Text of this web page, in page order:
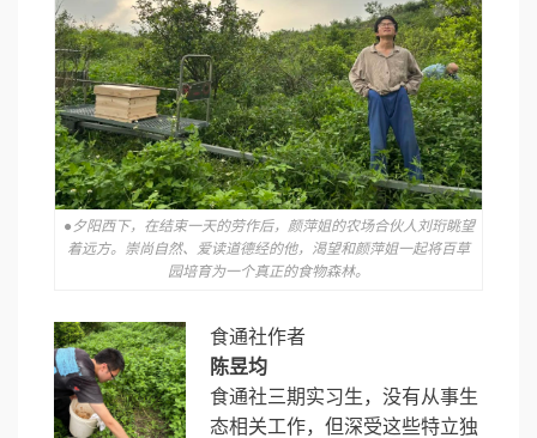
●夕阳西下，在结束一天的劳作后，颜萍姐的农场合伙人刘珩眺望
着远方。崇尚自然、爱读道德经的他，渴望和颜萍姐一起将百草
园培育为一个真正的食物森林。
食通社作者
陈昱均
食通社三期实习生，没有从事生
态相关工作，但深受这些特立独